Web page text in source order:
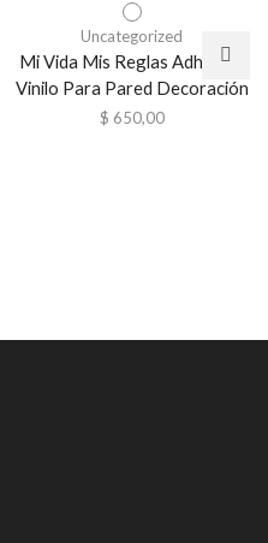
Uncategorized
Mi Vida Mis Reglas Adhesivo
Vinilo Para Pared Decoración
$ 650,00